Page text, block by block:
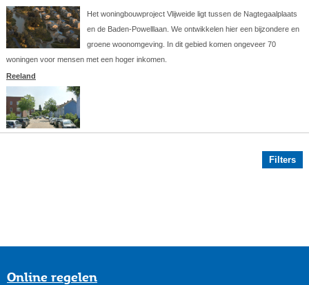
Het woningbouwproject Vlijweide ligt tussen de Nagtegaalplaats
en de Baden-Powelllaan. We ontwikkelen hier een bijzondere en
groene woonomgeving. In dit gebied komen ongeveer 70
woningen voor mensen met een hoger inkomen.
Reeland
Filters
Online regelen